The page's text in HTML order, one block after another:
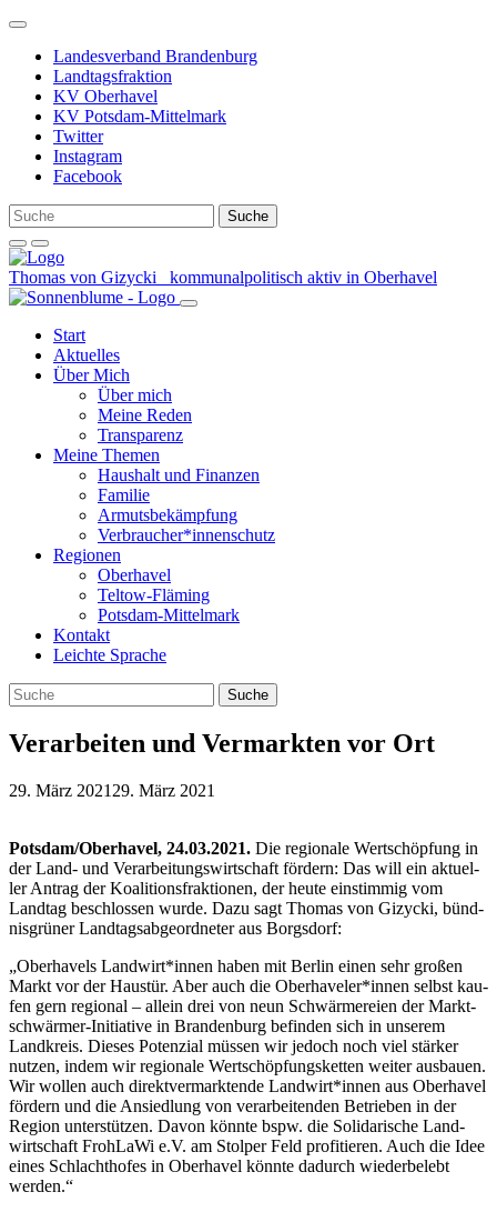
Weiter
Inhalt
Landesverband Brandenburg
Landtagsfraktion
KV Oberhavel
KV Potsdam-Mittelmark
Twitter
Instagram
Facebook
Thomas von Gizycki kommunalpolitisch aktiv in Oberhavel
Start
Aktuelles
Über Mich
Über mich
Meine Reden
Transparenz
Meine Themen
Haushalt und Finanzen
Familie
Armutsbekämpfung
Verbraucher*innenschutz
Regionen
Oberhavel
Teltow-Fläming
Potsdam-Mittelmark
Kontakt
Leichte Sprache
Verarbeiten und Vermarkten vor Ort
29. März 2021 29. März 2021
Potsdam/Oberhavel, 24.03.2021. Die regio­nale Wert­schöp­fung in
der Land- und Ver­ar­bei­tungs­wirt­schaft för­dern: Das will ein aktu­el­
ler Antrag der Koali­ti­ons­frak­tio­nen, der heute ein­stim­mig vom
Land­tag beschlos­sen wurde. Dazu sagt Tho­mas von Gizy­cki, bünd­
nis­grü­ner Land­tags­ab­ge­ord­ne­ter aus Borgsdorf:
„Ober­ha­vels Landwirt*innen haben mit Ber­lin einen sehr gro­ßen
Markt vor der Haus­tür. Aber auch die Oberhaveler*innen selbst kau­
fen gern regio­nal – allein drei von neun Schwär­me­reien der Markt­
schwär­mer-Initia­tive in Bran­den­burg befin­den sich in unse­rem
Land­kreis. Die­ses Poten­zial müs­sen wir jedoch noch viel stär­ker
nut­zen, indem wir regio­nale Wert­schöp­fungs­ket­ten wei­ter aus­bauen.
Wir wol­len auch direkt­ver­mark­tende Landwirt*innen aus Ober­ha­vel
för­dern und die Ansied­lung von ver­ar­bei­ten­den Betrie­ben in der
Region unter­stüt­zen. Davon könnte bspw. die Soli­da­ri­sche Land­
wirt­schaft Froh­LaWi e.V. am Stol­per Feld pro­fi­tie­ren. Auch die Idee
eines Schlacht­ho­fes in Ober­ha­vel könnte dadurch wie­der­be­lebt
werden.“